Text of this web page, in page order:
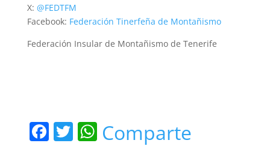
X: @FEDTFM
Facebook: Federación Tinerfeña de Montañismo
Federación Insular de Montañismo de Tenerife
F T W
Comparte